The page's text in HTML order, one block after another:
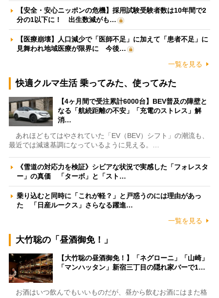
【安全・安心ニッポンの危機】採用試験受験者数は10年間で2
分の1以下に！ 出生数減がも…
【医療崩壊】人口減少で「医師不足」に加えて「患者不足」に
見舞われ地域医療が限界に 今後…
一覧を見る
快適クルマ生活 乗ってみた、使ってみた
【4ヶ月間で受注累計6000台】BEV普及の障壁と
なる「航続距離の不安」「充電のストレス」解
消…
あれほどもてはやされていた「EV（BEV）シフト」の潮流も、
最近では減速基調になっているように見える。…
《雪道の対応力を検証》シビアな状況で実感した「フォレスタ
ー」の真価 「ターボ」と「スト…
乗り込むと同時に「これが軽？」と戸惑うのには理由があっ
た 「日産ルークス」さらなる躍進…
一覧を見る
大竹聡の「昼酒御免！」
【大竹聡の昼酒御免！】「ネグローニ」「山崎」
「マンハッタン」新宿三丁目の隠れ家バーで1…
お酒はいつ飲んでもいいものだが、昼から飲むお酒にはまた格